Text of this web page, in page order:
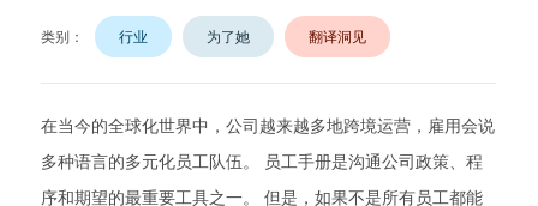
类别： 行业 为了她 翻译洞见
在当今的全球化世界中，公司越来越多地跨境运营，雇用会说
多种语言的多元化员工队伍。 员工手册是沟通公司政策、程
序和期望的最重要工具之一。 但是，如果不是所有员工都能